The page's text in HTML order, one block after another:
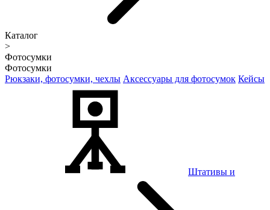
Каталог
>
Фотосумки
Фотосумки
Рюкзаки, фотосумки, чехлы Аксессуары для фотосумок Кейсы
Штативы и